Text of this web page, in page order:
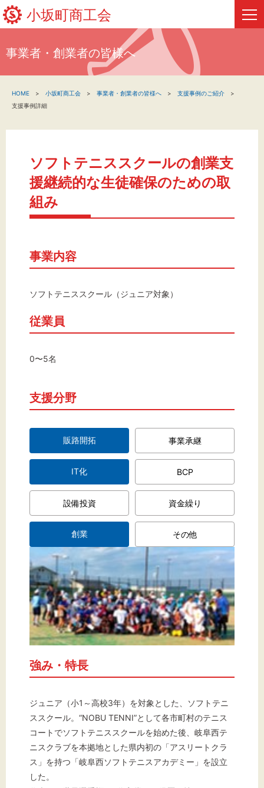
小坂町商工会
新着情報
小坂町商工会について
文字サイズ
標準 拡大
事業者・創業者の皆様へ
HOME 小坂町商工会 事業者・創業者の皆様へ
支援事例のご紹介
支援事例詳細
ソフトテニススクールの創業支
援継続的な生徒確保のための取
組み
事業内容
ソフトテニススクール（ジュニア対象）
従業員
0〜5名
支援分野
販路開拓 事業承継
IT化 BCP
設備投資 資金繰り
創業 その他
強み・特長
ジュニア（小1～高校3年）を対象とした、ソフトテニ
ススクール。“NOBU TENNI”として各市町村のテニス
コートでソフトテニススクールを始めた後、岐阜西テ
ニスクラブを本拠地とした県内初の「アスリートクラ
ス」を持つ「岐阜西ソフトテニスアカデミー」を設立
した。